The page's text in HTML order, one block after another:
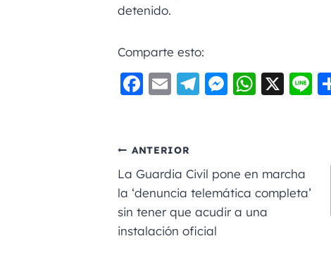
detenido.
Comparte esto:
F
e
b
o
o
k
E
l
Te
m
M
n
g
er
W
A
p
p
X Li
ANTERIOR
La Guardia Civil pone en marcha
la ‘denuncia telemática completa’
sin tener que acudir a una
instalación oficial